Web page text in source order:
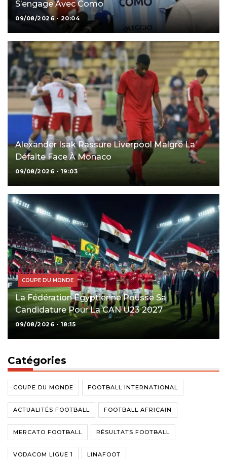
S’engage Avec Como
09/08/2026 - 20:04
Alexander Isak Rassure Liverpool Malgré La
Défaite Face À Monaco
09/08/2026 - 19:03
COUPE DU MONDE
La Fédération Égyptienne Pousse Sa
Candidature Pour La CAN U23 2027
09/08/2026 - 18:15
Catégories
COUPE DU MONDE FOOTBALL INTERNATIONAL
ACTUALITÉS FOOTBALL FOOTBALL AFRICAIN
MERCATO FOOTBALL RÉSULTATS FOOTBALL
VODACOM LIGUE 1 LINAFOOT